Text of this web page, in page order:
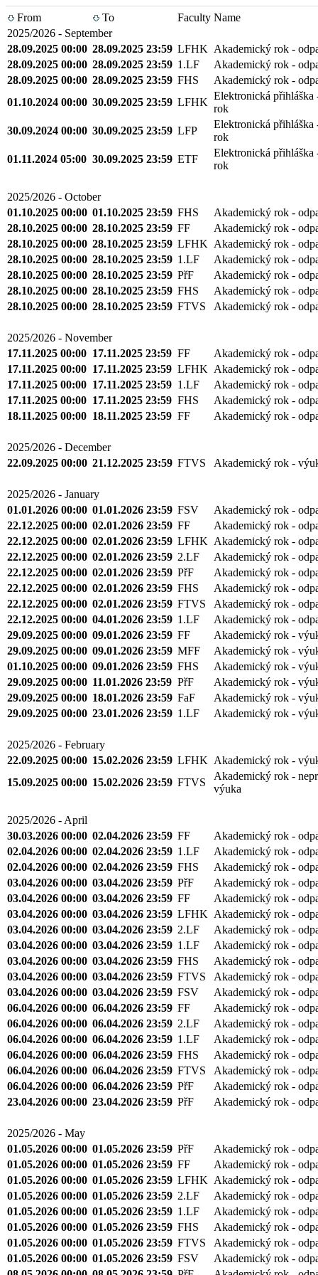
From To Faculty Name
2025/2026 - September
28.09.2025 00:00 28.09.2025 23:59 LFHK Akademický rok -
28.09.2025 00:00 28.09.2025 23:59 1.LF
Akademický rok -
28.09.2025 00:00 28.09.2025 23:59 FHS
Akademický rok -
01.10.2024 00:00 30.09.2025 23:59 LFHK
Elektronická přihláška
rok
30.09.2024 00:00 30.09.2025 23:59 LFP
Elektronická přihláška
rok
01.11.2024 05:00 30.09.2025 23:59 ETF
Elektronická přihláška
rok
2025/2026 - October
01.10.2025 00:00 01.10.2025 23:59 FHS
Akademický rok -
28.10.2025 00:00 28.10.2025 23:59 FF
Akademický rok -
28.10.2025 00:00 28.10.2025 23:59 LFHK Akademický rok -
28.10.2025 00:00 28.10.2025 23:59 1.LF
Akademický rok -
28.10.2025 00:00 28.10.2025 23:59 PřF
Akademický rok -
28.10.2025 00:00 28.10.2025 23:59 FHS
Akademický rok -
28.10.2025 00:00 28.10.2025 23:59 FTVS Akademický rok -
2025/2026 - November
17.11.2025 00:00 17.11.2025 23:59 FF
Akademický rok -
17.11.2025 00:00 17.11.2025 23:59 LFHK Akademický rok -
17.11.2025 00:00 17.11.2025 23:59 1.LF
Akademický rok -
17.11.2025 00:00 17.11.2025 23:59 FHS
Akademický rok -
18.11.2025 00:00 18.11.2025 23:59 FF Akademický rok -
2025/2026 - December
22.09.2025 00:00 21.12.2025 23:59 FTVS Akademický rok -
2025/2026 - January
01.01.2026 00:00 01.01.2026 23:59 FSV
Akademický rok -
22.12.2025 00:00 02.01.2026 23:59 FF
Akademický rok -
22.12.2025 00:00 02.01.2026 23:59 LFHK Akademický rok -
22.12.2025 00:00 02.01.2026 23:59 2.LF
Akademický rok -
22.12.2025 00:00 02.01.2026 23:59 PřF
Akademický rok -
22.12.2025 00:00 02.01.2026 23:59 FHS
Akademický rok -
22.12.2025 00:00 02.01.2026 23:59 FTVS
Akademický rok -
22.12.2025 00:00 04.01.2026 23:59 1.LF
Akademický rok -
29.09.2025 00:00 09.01.2026 23:59 FF
Akademický rok -
29.09.2025 00:00 09.01.2026 23:59 MFF
Akademický rok -
01.10.2025 00:00 09.01.2026 23:59 FHS
Akademický rok -
29.09.2025 00:00 11.01.2026 23:59 PřF
Akademický rok -
29.09.2025 00:00 18.01.2026 23:59 FaF
Akademický rok -
29.09.2025 00:00 23.01.2026 23:59 1.LF Akademický rok -
2025/2026 - February
22.09.2025 00:00 15.02.2026 23:59 LFHK Akademický rok -
15.09.2025 00:00 15.02.2026 23:59 FTVS
Akademický rok -
výuka
2025/2026 - April
30.03.2026 00:00 02.04.2026 23:59 FF
Akademický rok -
02.04.2026 00:00 02.04.2026 23:59 1.LF
Akademický rok -
02.04.2026 00:00 02.04.2026 23:59 FHS
Akademický rok -
03.04.2026 00:00 03.04.2026 23:59 PřF
Akademický rok -
03.04.2026 00:00 03.04.2026 23:59 FF
Akademický rok -
03.04.2026 00:00 03.04.2026 23:59 LFHK Akademický rok -
03.04.2026 00:00 03.04.2026 23:59 2.LF
Akademický rok -
03.04.2026 00:00 03.04.2026 23:59 1.LF
Akademický rok -
03.04.2026 00:00 03.04.2026 23:59 FHS
Akademický rok -
03.04.2026 00:00 03.04.2026 23:59 FTVS
Akademický rok -
03.04.2026 00:00 03.04.2026 23:59 FSV
Akademický rok -
06.04.2026 00:00 06.04.2026 23:59 FF
Akademický rok -
06.04.2026 00:00 06.04.2026 23:59 2.LF
Akademický rok -
06.04.2026 00:00 06.04.2026 23:59 1.LF
Akademický rok -
06.04.2026 00:00 06.04.2026 23:59 FHS
Akademický rok -
06.04.2026 00:00 06.04.2026 23:59 FTVS
Akademický rok -
06.04.2026 00:00 06.04.2026 23:59 PřF
Akademický rok -
23.04.2026 00:00 23.04.2026 23:59 PřF Akademický rok -
2025/2026 - May
01.05.2026 00:00 01.05.2026 23:59 PřF
Akademický rok -
01.05.2026 00:00 01.05.2026 23:59 FF
Akademický rok -
01.05.2026 00:00 01.05.2026 23:59 LFHK Akademický rok -
01.05.2026 00:00 01.05.2026 23:59 2.LF
Akademický rok -
01.05.2026 00:00 01.05.2026 23:59 1.LF
Akademický rok -
01.05.2026 00:00 01.05.2026 23:59 FHS
Akademický rok -
01.05.2026 00:00 01.05.2026 23:59 FTVS
Akademický rok -
01.05.2026 00:00 01.05.2026 23:59 FSV
Akademický rok -